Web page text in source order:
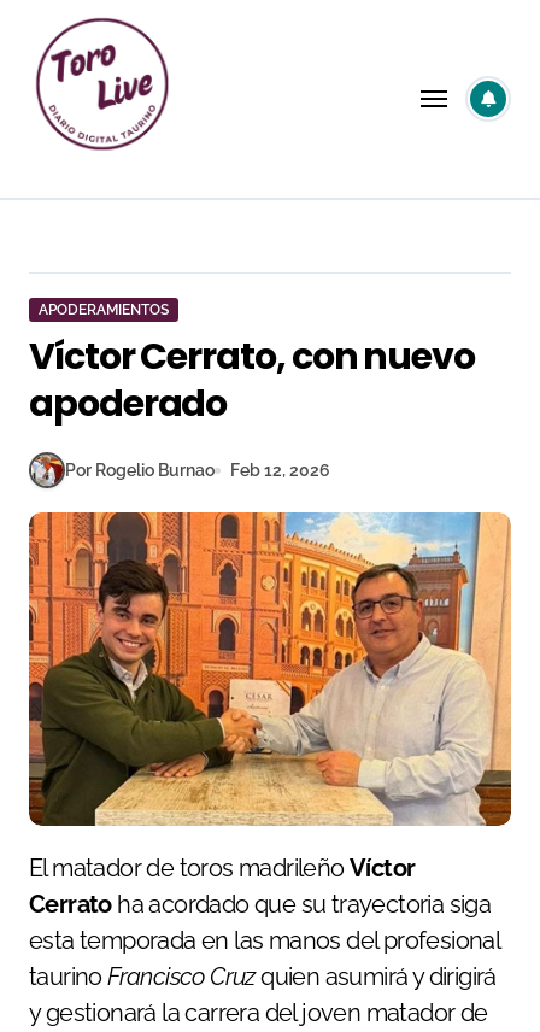
contenido
APODERAMIENTOS
Víctor Cerrato, con nuevo
apoderado
Por Rogelio Burnao Feb 12, 2026
El matador de toros madrileñoVíctor
Cerratoha acordado que su trayectoria siga
esta temporada en las manos del profesional
taurinoFrancisco Cruzquien asumirá y dirigirá
y gestionará la carrera del joven matador de